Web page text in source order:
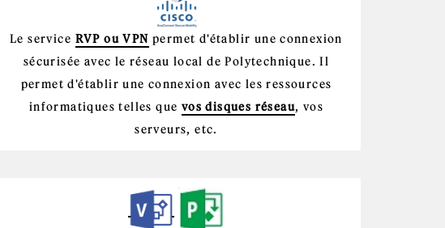
Le service RVP ou VPN permet d'établir une connexion
sécurisée avec le réseau local de Polytechnique. Il
permet d'établir une connexion avec les ressources
informatiques telles que vos disques réseau, vos
serveurs, etc.